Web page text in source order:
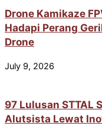
Drone Kamikaze
Hadapi Perang
Drone
July 9, 2026
97 Lulusan STTAL
Alutsista Lewat